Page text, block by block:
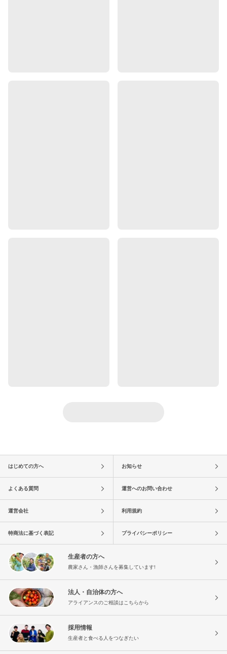
はじめての方へ お知らせ
よくある質問 運営へのお問い合わせ
運営会社 利用規約
特商法に基づく表記 プライバシーポリシー
生産者の方へ
農家さん・漁師さんを募集しています!
法人・自治体の方へ
アライアンスのご相談はこちらから
採用情報
生産者と食べる人をつなぎたい